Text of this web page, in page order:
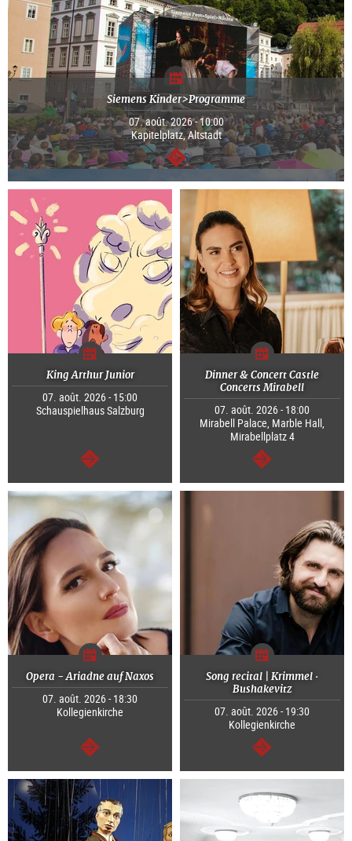
Siemens Kinder>Programme
07. août. 2026 - 10:00
Kapitelplatz, Altstadt
Continuer
King Arthur Junior
07. août. 2026 - 15:00
Schauspielhaus Salzburg
Continuer
Dinner & Concert Castle
Concerts Mirabell
07. août. 2026 - 18:00
Mirabell Palace, Marble Hall,
Mirabellplatz 4
Continuer
Opera - Ariadne auf Naxos
07. août. 2026 - 18:30
Kollegienkirche
Continuer
Song recital | Krimmel ·
Bushakevitz
07. août. 2026 - 19:30
Kollegienkirche
Continuer